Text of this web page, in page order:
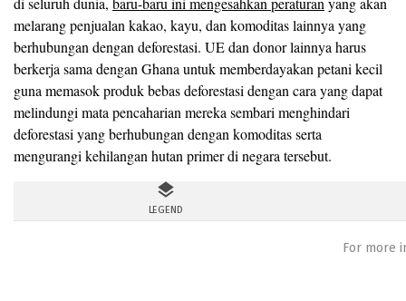
melarang penjualan kakao, kayu, dan komoditas lainnya yang
berhubungan dengan deforestasi. UE dan donor lainnya harus
berkerja sama dengan Ghana untuk memberdayakan petani kecil
guna memasok produk bebas deforestasi dengan cara yang dapat
melindungi mata pencaharian mereka sembari menghindari
deforestasi yang berhubungan dengan komoditas serta
mengurangi kehilangan hutan primer di negara tersebut.